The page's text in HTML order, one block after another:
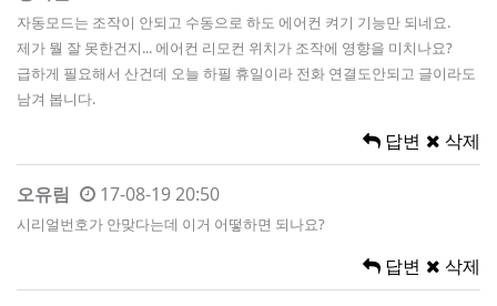
자동모드는 조작이 안되고 수동으로 하도 에어컨 켜기 기능만 되네요.
제가 뭘 잘 못한건지... 에어컨 리모컨 위치가 조작에 영향을 미치나요?
급하게 필요해서 산건데 오늘 하필 휴일이라 전화 연결도안되고 글이라도
남겨 봅니다.
답변 삭제
오유림 17-08-19 20:50
시리얼번호가 안맞다는데 이거 어떻하면 되나요?
답변 삭제